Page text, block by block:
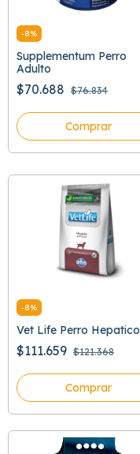
-8%
Supplementum Perro
Adulto
$70.688 $76.834
Comprar
-8%
Vet Life Perro Hepatico
$111.659 $121.368
Comprar